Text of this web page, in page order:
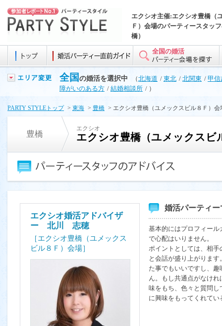
エクシオ主催:エクシオ豊橋（
Ｆ）会場のパーティースタッ
橋）
全国の婚活
全国 の婚活を選択中 （北海道 / 東北 / 北関東 / 甲信
障がいのある方 / 結婚相談所 / ）
PARTY STYLEトップ > 東海 > 豊橋 > エクシオ豊橋（ユメックスビル８Ｆ）
豊橋
エクシオ
エクシオ豊橋（ユメックスビ
エクシオ婚活アドバイザ
ー 北川 志穂
［エクシオ豊橋（ユメックス
ビル８Ｆ）会場］
婚活パーティ
基本的にはプロフィー
で心配はいりません。
ポイントとしては、相
と会話が盛り上がりま
た事でもいいですし、
ん。もし共通点がなけ
味をもち、色々と質問
に興味をもってくれて